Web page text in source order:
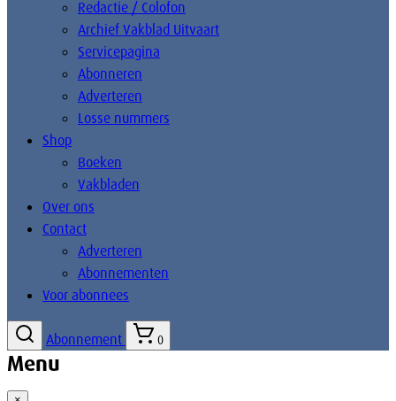
Redactie / Colofon
Archief Vakblad Uitvaart
Servicepagina
Abonneren
Adverteren
Losse nummers
Shop
Boeken
Vakbladen
Over ons
Contact
Adverteren
Abonnementen
Voor abonnees
Abonnement 0
Menu